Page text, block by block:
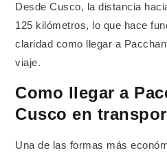
Desde Cusco, la distancia
125 kilómetros, lo que hace
claridad como llegar a
viaje.
Como llegar a
Cusco en
Una de las formas más